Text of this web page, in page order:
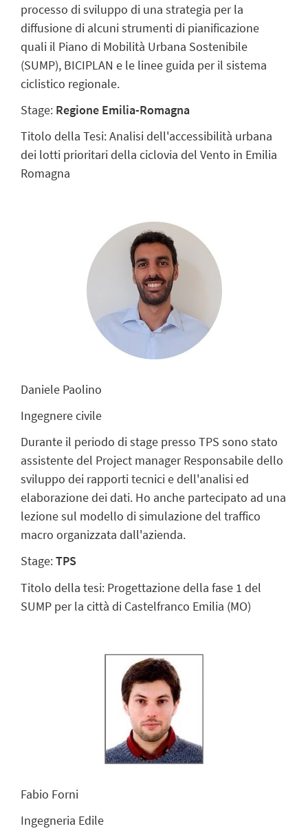
processo di sviluppo di una strategia per la
diffusione di alcuni strumenti di pianificazione
quali il Piano di Mobilità Urbana Sostenibile
(SUMP), BICIPLAN e le linee guida per il sistema
ciclistico regionale.
Stage: Regione Emilia-Romagna
Titolo della Tesi: Analisi dell'accessibilità urbana
dei lotti prioritari della ciclovia del Vento in Emilia
Romagna
Daniele Paolino
Ingegnere civile
Durante il periodo di stage presso TPS sono stato
assistente del Project manager Responsabile dello
sviluppo dei rapporti tecnici e dell'analisi ed
elaborazione dei dati. Ho anche partecipato ad una
lezione sul modello di simulazione del traffico
macro organizzata dall'azienda.
Stage:TPS
Titolo della tesi: Progettazione della fase 1 del
SUMP per la città di Castelfranco Emilia (MO)
Fabio Forni
Ingegneria Edile